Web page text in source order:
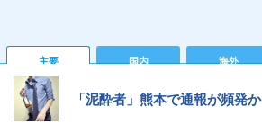
主要 国内 海外
「泥酔者」熊本で通報が頻発か